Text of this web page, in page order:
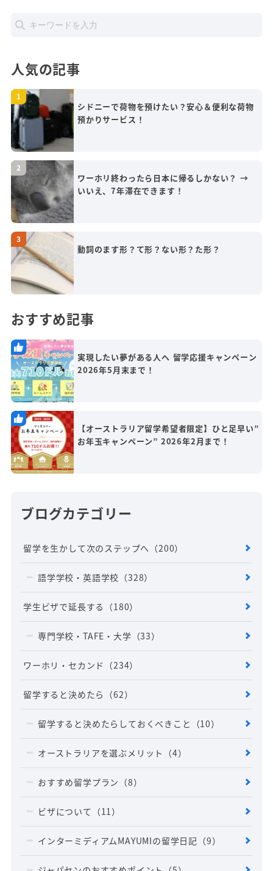
人気の記事
シドニーで荷物を預けたい？安心＆便利な荷物
預かりサービス！
ワーホリ終わったら日本に帰るしかない？ →
いいえ、7年滞在できます！
動詞のます形？て形？ない形？た形？
おすすめ記事
実現したい夢がある人へ 留学応援キャンペーン
2026年5月末まで！
【オーストラリア留学希望者限定】ひと足早い”
お年玉キャンペーン” 2026年2月まで！
ブログカテゴリー
留学を生かして次のステップへ （200）
語学学校・英語学校 （328）
学生ビザで延長する （180）
専門学校・TAFE・大学 （33）
ワーホリ・セカンド （234）
留学すると決めたら （62）
留学すると決めたらしておくべきこと （10）
オーストラリアを選ぶメリット （4）
おすすめ留学プラン （8）
ビザについて （11）
インターミディアムMAYUMIの留学日記 （9）